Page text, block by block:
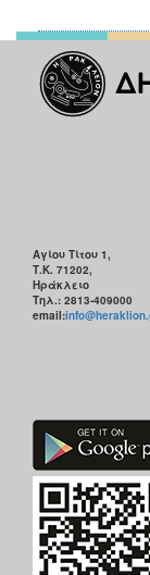
Αγίου Τίτου 1,
Τ.Κ. 71202,
Ηράκλειο
Τηλ.: 2813-409000
email: